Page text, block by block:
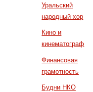
Уральский
народный хор
Кино и
кинематограф
Финансовая
грамотность
Будни НКО